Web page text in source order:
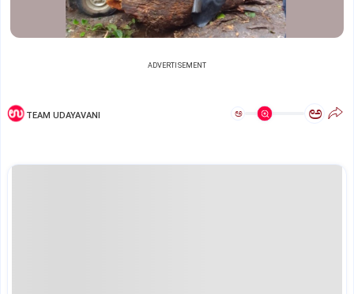
ADVERTISEMENT
TEAM UDAYAVANI ಅ ಅ